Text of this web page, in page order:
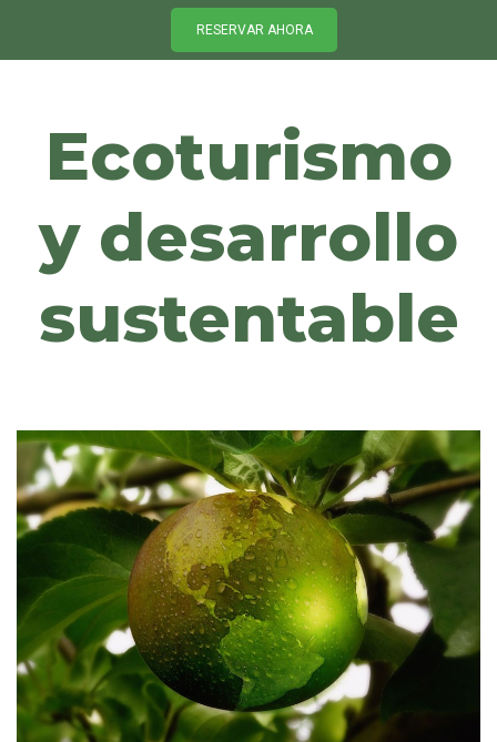
RESERVAR AHORA
Ecoturismo
y desarrollo
sustentable